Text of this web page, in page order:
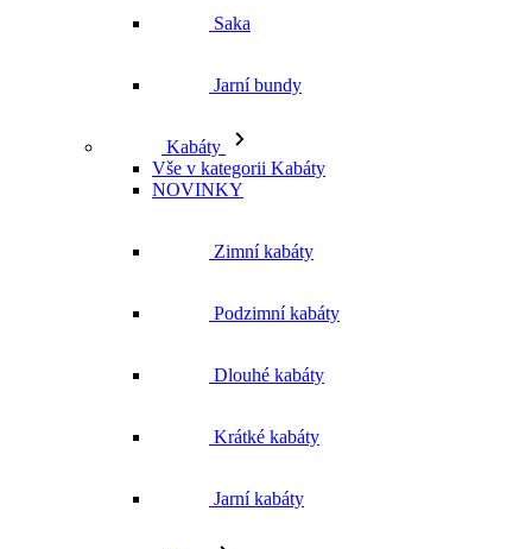
Saka
Jarní bundy
Kabáty
Vše v kategorii Kabáty
NOVINKY
Zimní kabáty
Podzimní kabáty
Dlouhé kabáty
Krátké kabáty
Jarní kabáty